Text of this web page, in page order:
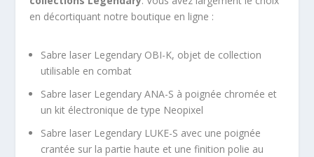
en décortiquant notre boutique en ligne :
Sabre laser Legendary OBI-K, objet de collection
utilisable en combat
Sabre laser Legendary ANA-S à poignée chromée et
un kit électronique de type Neopixel
Sabre laser Legendary LUKE-S avec une poignée
crantée sur la partie haute et une finition polie au